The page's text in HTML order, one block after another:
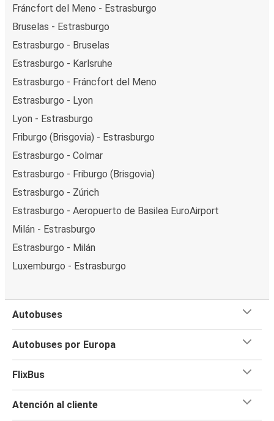
Fráncfort del Meno - Estrasburgo
Bruselas - Estrasburgo
Estrasburgo - Bruselas
Estrasburgo - Karlsruhe
Estrasburgo - Fráncfort del Meno
Estrasburgo - Lyon
Lyon - Estrasburgo
Friburgo (Brisgovia) - Estrasburgo
Estrasburgo - Colmar
Estrasburgo - Friburgo (Brisgovia)
Estrasburgo - Zúrich
Estrasburgo - Aeropuerto de Basilea EuroAirport
Milán - Estrasburgo
Estrasburgo - Milán
Luxemburgo - Estrasburgo
Autobuses
Autobuses por Europa
FlixBus
Atención al cliente